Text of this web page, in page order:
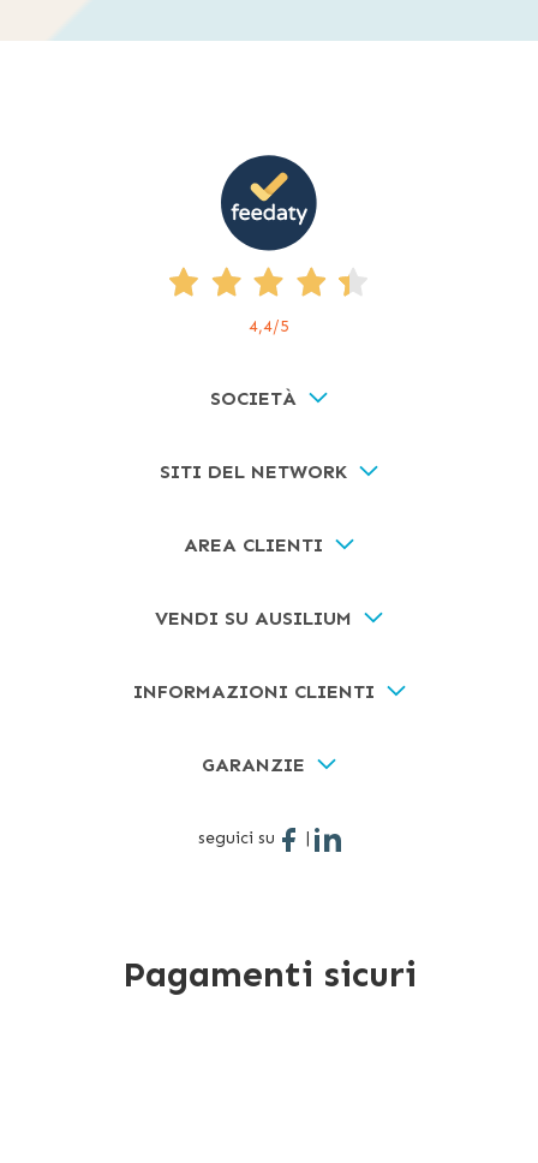
4,4/5
SOCIETÀ
SITI DEL NETWORK
AREA CLIENTI
VENDI SU AUSILIUM
INFORMAZIONI CLIENTI
GARANZIE
seguici su |
Pagamenti sicuri